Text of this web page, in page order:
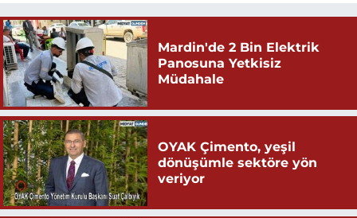
Mardin'de 2 Bin Elektrik
Panosuna Yetkisiz
Müdahale
OYAK Çimento, yeşil
dönüşümle sektöre yön
veriyor